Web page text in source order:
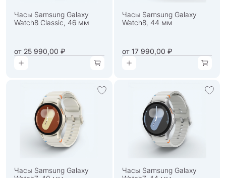
Часы Samsung Galaxy
Watch8 Classic, 46 мм
от 25 990,00 ₽
Часы Samsung Galaxy
Watch8, 44 мм
от17 990,00 ₽
Часы Samsung Galaxy
Часы Samsung Galaxy